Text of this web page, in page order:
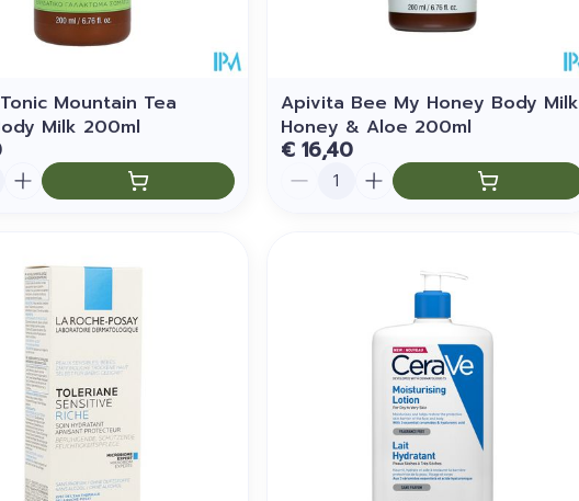
Mountain Tea
Milk 200ml
Apivita Bee My Honey Body Milk
Honey & Aloe 200ml
€ 16,40
Aantal